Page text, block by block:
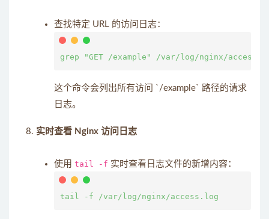
查找特定 URL 的访问日志：
这个命令会列出所有访问 `/example` 路径的请求
日志。
实时查看 Nginx 访问日志
使用 tail -f 实时查看日志文件的新增内容：